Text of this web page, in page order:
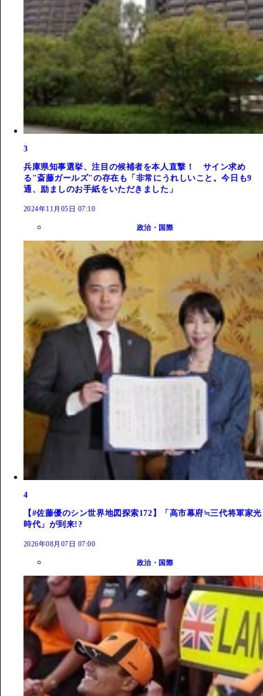
3
兵庫県知事選挙、注目の候補者を本人直撃！ サイン求め
る"斎藤ガールズ"の存在も「非常にうれしいこと。今日も9
通、励ましのお手紙をいただきました」
2024年11月05日 07:10
政治・国際
4
【#佐藤優のシン世界地図探索172】「高市幕府≒三代将軍家光
時代」が到来!?
2026年08月07日 07:00
政治・国際